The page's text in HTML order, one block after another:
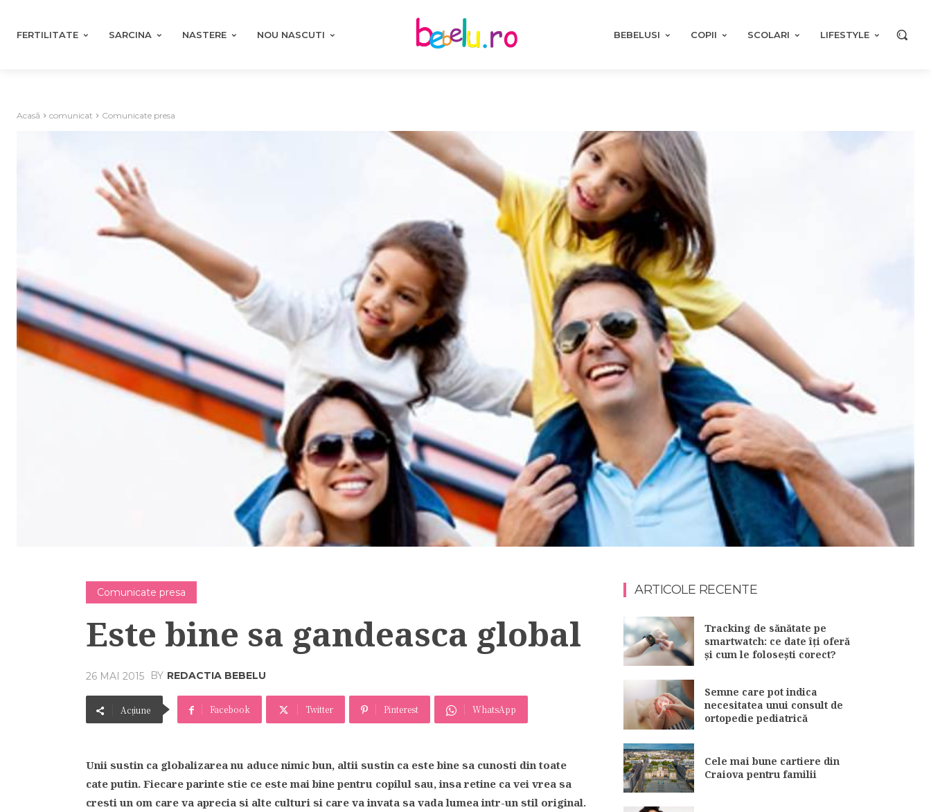
FERTILITATE SARCINA NASTERE NOU NASCUTI BEBELUSI COPII SCOLARI LIFESTYLE
Acasă comunicat Comunicate presa
Comunicate presa
Este bine sa gandeasca global
26 MAI 2015 BY REDACTIA BEBELU
Acțiune Facebook Twitter Pinterest WhatsApp
Unii sustin ca globalizarea nu aduce nimic bun, altii sustin ca este bine sa cunosti din toate
cate putin. Fiecare parinte stie ce este mai bine pentru copilul sau, insa retine ca vei vrea sa
cresti un om care va aprecia si alte culturi si care va invata sa vada lumea intr-un stil original.
ARTICOLE RECENTE
Tracking de sănătate pe
smartwatch: ce date îți oferă
și cum le folosești corect?
Semne care pot indica
necesitatea unui consult de
ortopedie pediatrică
Cele mai bune cartiere din
Craiova pentru familii